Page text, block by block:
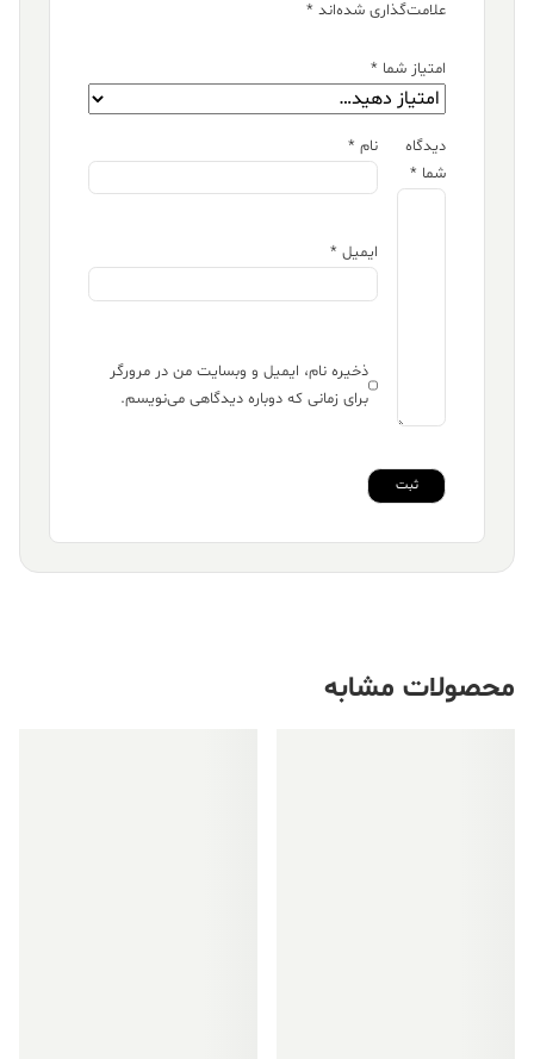
علامت‌گذاری شده‌اند *
امتیاز شما *
دیدگاه
شما *
نام *
ایمیل *
ذخیره نام، ایمیل و وبسایت من در مرورگر
برای زمانی که دوباره دیدگاهی می‌نویسم.
محصولات مشابه